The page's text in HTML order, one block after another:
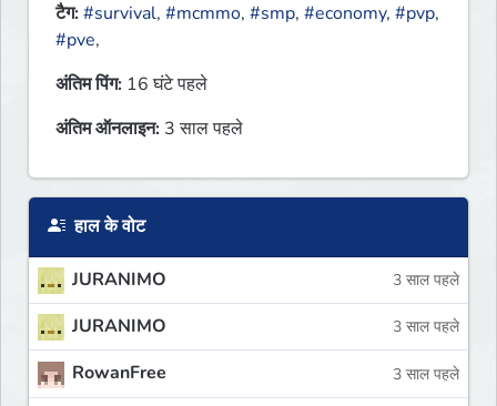
टैग:#survival, #mcmmo, #smp, #economy, #pvp,
#pve,
अंतिम पिंग: 16 घंटे पहले
अंतिम ऑनलाइन: 3 साल पहले
हाल के वोट
JURANIMO 3 साल पहले
JURANIMO 3 साल पहले
RowanFree 3 साल पहले